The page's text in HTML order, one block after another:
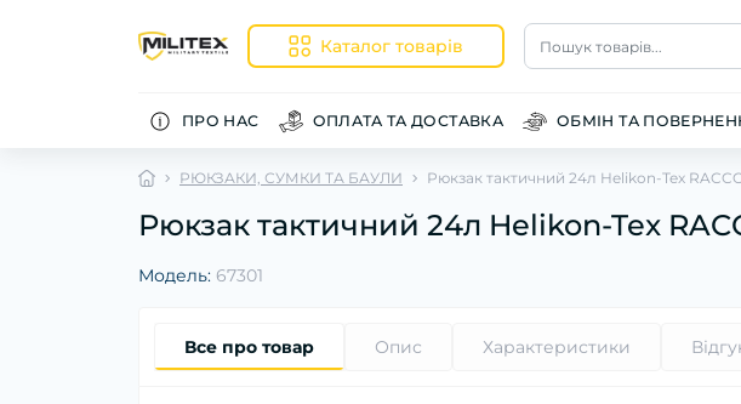
Каталог товарів Пошук товарів...
ПРО НАС ОПЛАТА ТА ДОСТАВКА ОБМІН ТА
РЮКЗАКИ, СУМКИ ТА БАУЛИ Рюкзак тактичний 24л Helikon-Tex
Рюкзак тактичний 24л Helikon-Tex
Модель: 67301
Все про товар Опис Характеристики